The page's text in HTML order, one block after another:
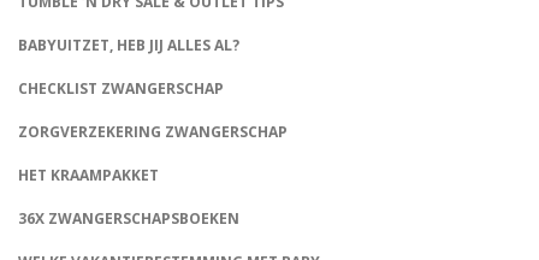
BABYUITZET, HEB JIJ ALLES AL?
CHECKLIST ZWANGERSCHAP
ZORGVERZEKERING ZWANGERSCHAP
HET KRAAMPAKKET
36X ZWANGERSCHAPSBOEKEN